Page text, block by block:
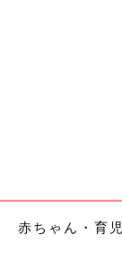
赤ちゃん・育